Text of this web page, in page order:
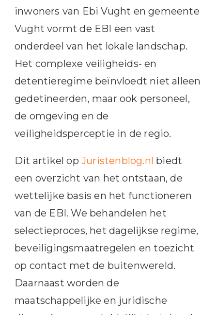
inwoners van Ebi Vught en gemeente
Vught vormt de EBI een vast
onderdeel van het lokale landschap.
Het complexe veiligheids- en
detentieregime beïnvloedt niet alleen
gedetineerden, maar ook personeel,
de omgeving en de
veiligheidsperceptie in de regio.
Dit artikel op Juristenblog.nl biedt
een overzicht van het ontstaan, de
wettelijke basis en het functioneren
van de EBI. We behandelen het
selectieproces, het dagelijkse regime,
beveiligingsmaatregelen en toezicht
op contact met de buitenwereld.
Daarnaast worden de
maatschappelijke en juridische